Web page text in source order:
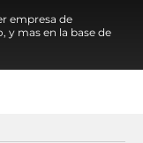
empresa de
y mas en la base de